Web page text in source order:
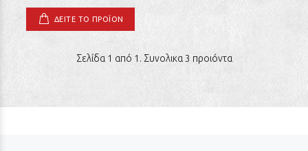
ΔΕΙΤΕ ΤΟ ΠΡΟΪΟΝ
Σελίδα 1 από 1. Συνολικα 3 προιόντα